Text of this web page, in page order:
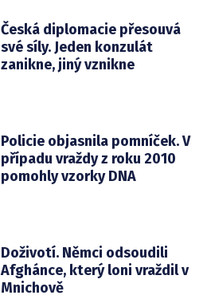
Česká diplomacie přesouvá
své síly. Jeden konzulát
zanikne, jiný vznikne
Policie objasnila pomníček. V
případu vraždy z roku 2010
pomohly vzorky DNA
Doživotí. Němci odsoudili
Afghánce, který loni vraždil v
Mnichově